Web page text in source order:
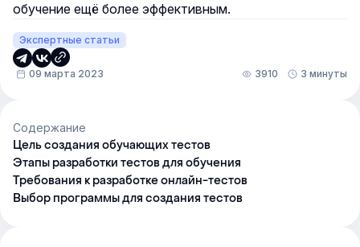
обучение ещё более эффективным.
Экспертные статьи
09 марта 2023 3910 3 минуты
Содержание
Цель создания обучающих тестов
Этапы разработки тестов для обучения
Требования к разработке онлайн-тестов
Выбор программы для создания тестов